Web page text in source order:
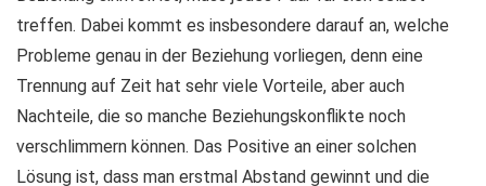
treffen. Dabei kommt es insbesondere darauf an, welche
Probleme genau in der Beziehung vorliegen, denn eine
Trennung auf Zeit hat sehr viele Vorteile, aber auch
Nachteile, die so manche Beziehungskonflikte noch
verschlimmern können. Das Positive an einer solchen
Lösung ist, dass man erstmal Abstand gewinnt und die